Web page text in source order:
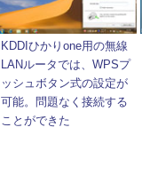
KDDIひかりone用の無線
LANルータでは、WPSプ
ッシュボタン式の設定が
可能。問題なく接続する
ことができた